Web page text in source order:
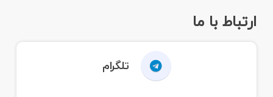
ارتباط با ما
تلگرام